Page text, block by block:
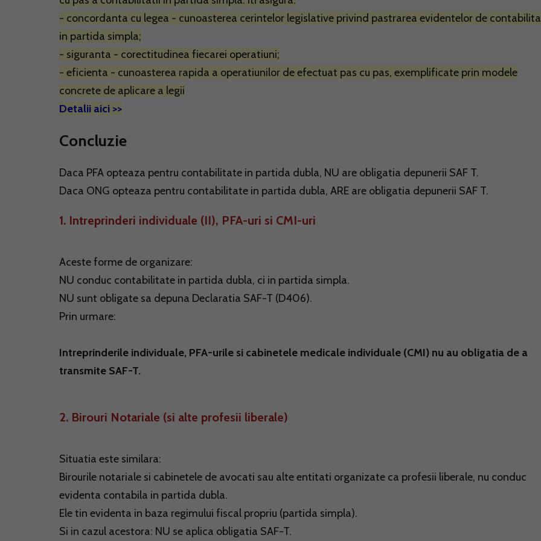
- concordanta cu legea - cunoasterea cerintelor legislative privind pastrarea evidentelor de
in partida simpla;
- siguranta - corectitudinea fiecarei operatiuni;
- eficienta - cunoasterea rapida a operatiunilor de efectuat pas cu pas, exemplificate prin modele
concrete de aplicare a legii
Detalii aici >>
Concluzie
Daca PFA opteaza pentru contabilitate in partida dubla, NU are obligatia depunerii SAF T.
Daca ONG opteaza pentru contabilitate in partida dubla, ARE are obligatia depunerii SAF T.
1. Intreprinderi individuale (II), PFA-uri si CMI-uri
Aceste forme de organizare:
NU conduc contabilitate in partida dubla, ci in partida simpla.
NU sunt obligate sa depuna Declaratia SAF-T (D406).
Prin urmare:
Intreprinderile individuale, PFA-urile si cabinetele medicale individuale (CMI) nu au obligatia de a
transmite SAF-T.
2. Birouri Notariale (si alte profesii liberale)
Situatia este similara:
Birourile notariale si cabinetele de avocati sau alte entitati organizate ca profesii liberale, nu conduc
evidenta contabila in partida dubla.
Ele tin evidenta in baza regimului fiscal propriu (partida simpla).
Si in cazul acestora: NU se aplica obligatia SAF-T.